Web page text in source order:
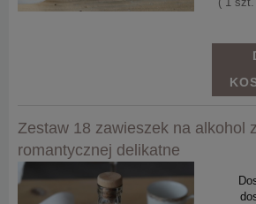
Zestaw 18 zawieszek na alkohol
romantycznej delikatne